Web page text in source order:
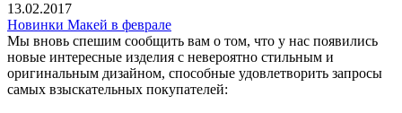
13.02.2017
Новинки Макей в феврале
Мы вновь спешим сообщить вам о том, что у нас появились
новые интересные изделия с невероятно стильным и
оригинальным дизайном, способные удовлетворить запросы
самых взыскательных покупателей: